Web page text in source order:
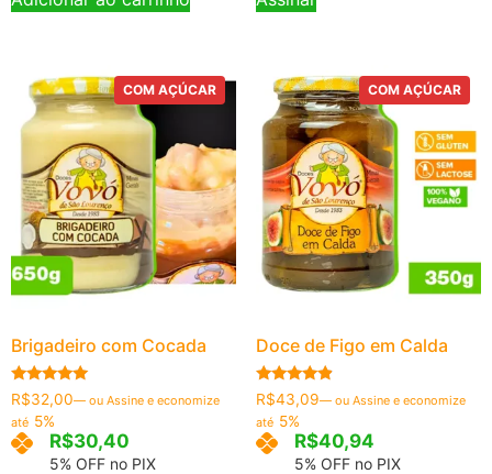
COM AÇÚCAR
Brigadeiro com Cocada
Avaliação
5.00
de 5
R$32,00— ou Assine e economize
até 5%
R$30,40
5% OFF no PIX
COM AÇÚCAR
Doce de Figo em Calda
Avaliação
4.67
de 5
R$43,09—ou Assine e economize
até 5%
R$40,94
5% OFF no PIX